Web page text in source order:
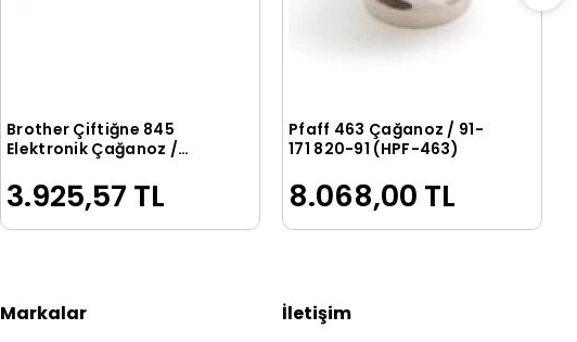
Sepete Ekle
Brother Çiftiğne 845
Elektronik Çağanoz /
3.925,57 TL
Sepete Ekle
Pfaff 463 Çağanoz / 91-
171 820-91 (HPF-463)
8.068,00 TL
Markalar İletişim